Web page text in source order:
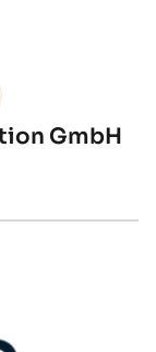
GmbH